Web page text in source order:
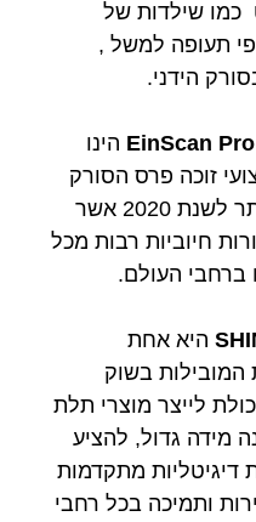
כמו שילדות של
תעופה למשל ,
הידני.
EinScan הינו
זוכה פרס הסורק
הטוב ביותר לשנת 2020 אשר
חיוביות רבות מכל
ברחבי העולם.
היא אחת
בשוק
לייצר מוצרי תלת
מידה גדול, להציע
דיגיטליות מתקדמות
ותמיכה בכל רחבי